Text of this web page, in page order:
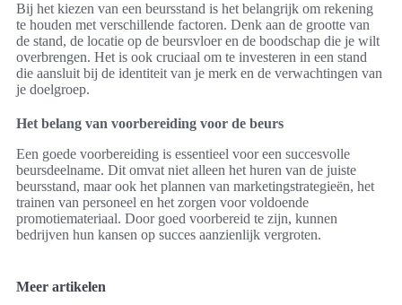
Bij het kiezen van een beursstand is het belangrijk om rekening
te houden met verschillende factoren. Denk aan de grootte van
de stand, de locatie op de beursvloer en de boodschap die je wilt
overbrengen. Het is ook cruciaal om te investeren in een stand
die aansluit bij de identiteit van je merk en de verwachtingen van
je doelgroep.
Het belang van voorbereiding voor de beurs
Een goede voorbereiding is essentieel voor een succesvolle
beursdeelname. Dit omvat niet alleen het huren van de juiste
beursstand, maar ook het plannen van marketingstrategieën, het
trainen van personeel en het zorgen voor voldoende
promotiemateriaal. Door goed voorbereid te zijn, kunnen
bedrijven hun kansen op succes aanzienlijk vergroten.
Meer artikelen